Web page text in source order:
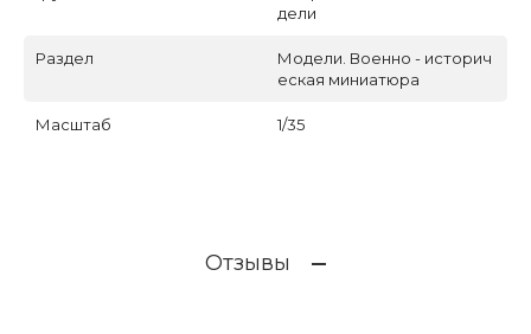
дели
Раздел
Модели. Военно - историч
еская миниатюра
Масштаб 1/35
Отзывы